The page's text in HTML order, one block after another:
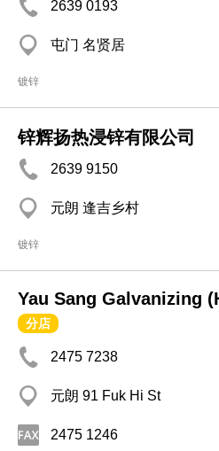
2639 0193
屯门 名贤居
镀锌
锌辉扬热浸锌有限公司
2639 9150
元朗 逢吉乡村
镀锌
Yau Sang Galvanizing
分店
2475 7238
元朗 91 Fuk Hi St
2475 1246